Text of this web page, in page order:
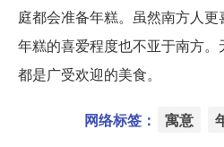
庭都会准备年糕。虽然南方人
年糕的喜爱程度也不亚于南方
都是广受欢迎的美食。
网络标签： 寓意